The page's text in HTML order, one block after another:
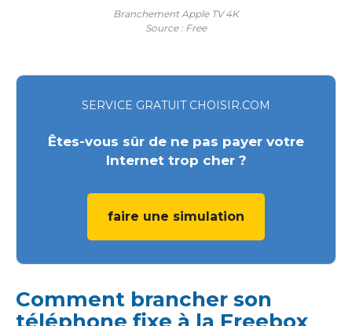
Branchement Apple TV 4K
Source : Free
SERVICE GRATUIT CHOISIR.COM
Êtes-vous sûr de ne pas payer votre
Internet trop cher ?
faire une simulation
Comment brancher son